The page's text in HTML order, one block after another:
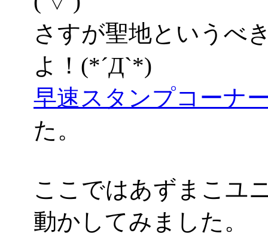
さすが聖地というべ
よ！(*´Д`*)
早速スタンプコーナ
た。
ここではあずまこユ
動かしてみました。